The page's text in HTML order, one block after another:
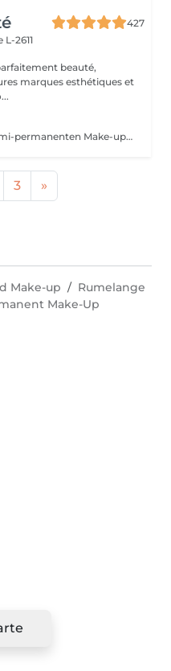
427
2611
beauté,
Microblading, eine Technik des semi-permanenten Make-ups, die Ihren Augenbrauen durch eine Haar-für-Haar-Zeichnung wieder Form, Dichte und Definition verleiht mit einem ultra-natürlichen Ergebnis. Ideal, wenn Ihre Augenbrauen zu dünn, wenig dicht oder unregelmäßig sind. Microblading sorgt für einen strukturierten und harmonischen Blick ganz ohne tägliches Make-up. Sanfte und präzise Technik, hautschonend. Hochwertige Pigmente für ein dauerhaftes Ergebnis. Individuelle Beratung vor jeder Sitzung. Haltbarkeit: 12 bis 18 Monate. Gönnen Sie sich perfekte und elegante Augenbrauen jeden Tag.
3 »
Make-up
Rumelange
Make-Up